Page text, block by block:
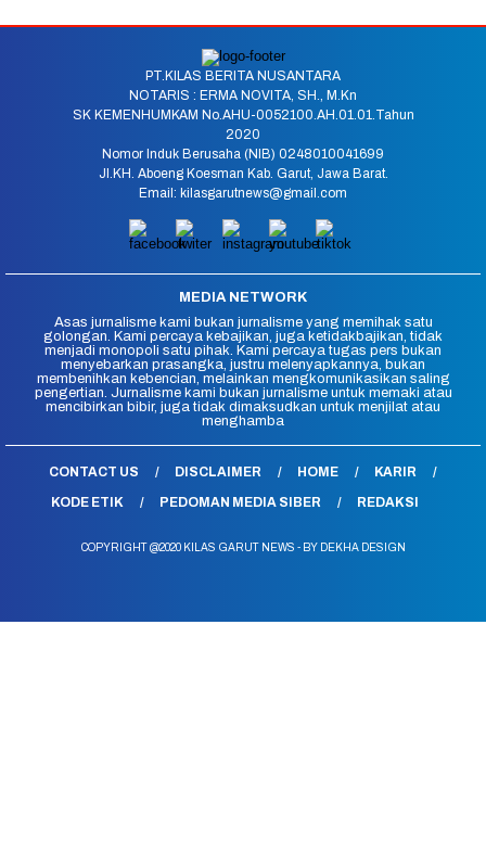
PT.KILAS BERITA NUSANTARA
NOTARIS : ERMA NOVITA, SH., M.Kn
SK KEMENHUMKAM No.AHU-0052100.AH.01.01.Tahun
2020
Nomor Induk Berusaha (NIB) 0248010041699
Jl.KH. Aboeng Koesman Kab. Garut, Jawa Barat.
Email: kilasgarutnews@gmail.com
MEDIA NETWORK
Asas jurnalisme kami bukan jurnalisme yang memihak satu
golongan. Kami percaya kebajikan, juga ketidakbajikan, tidak
menjadi monopoli satu pihak. Kami percaya tugas pers bukan
menyebarkan prasangka, justru melenyapkannya, bukan
membenihkan kebencian, melainkan mengkomunikasikan saling
pengertian. Jurnalisme kami bukan jurnalisme untuk memaki atau
mencibirkan bibir, juga tidak dimaksudkan untuk menjilat atau
menghamba
CONTACT US DISCLAIMER HOME
KARIR
KODE ETIK
PEDOMAN MEDIA SIBER REDAKSI
COPYRIGHT @2020 KILAS GARUT NEWS - BY DEKHA DESIGN